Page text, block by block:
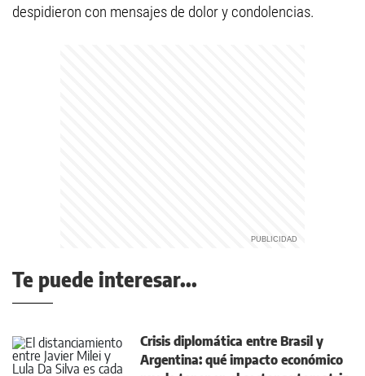
despidieron con mensajes de dolor y condolencias.
Te puede interesar...
Crisis diplomática entre Brasil y
Argentina: qué impacto económico